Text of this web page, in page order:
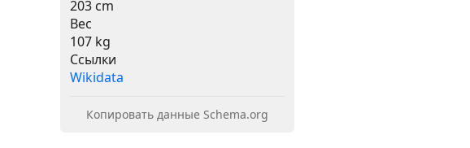
203 cm
Вес
107 kg
Ссылки
Wikidata
Копировать данные Schema.org